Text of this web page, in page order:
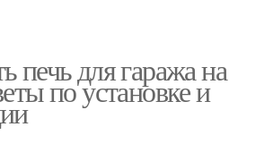
печь для гаража на
по установке и